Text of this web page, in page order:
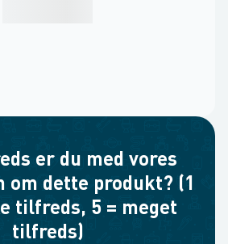
er du med vores
om dette produkt? (1
tilfreds, 5 = meget
tilfreds)